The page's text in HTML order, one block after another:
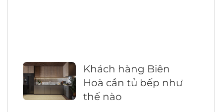
Khách hàng Biên
Hoà cần tủ bếp như
thế nào